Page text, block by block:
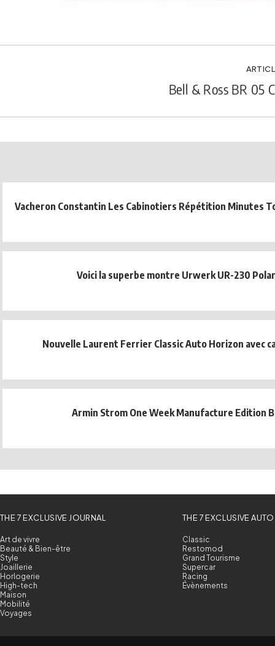
Bell & Ross BR 05
Vacheron Constantin Les Cabinotiers Répétition Minutes
Voici la superbe montre Urwerk UR-230
Nouvelle Laurent Ferrier Classic Auto Horizon avec
Armin Strom One Week Manufacture Edition
THE 7 EXCLUSIVE JOURNAL
Art de vivre
Beauté & Bien-être
Style
Joaillerie
Horlogerie
High-tech
Maison
Mobilité
Voyages
THE 7 EXCLUSIVE AUTO
Classic
Restomod
Grand Tourisme
Supercar
Racing
Évènements